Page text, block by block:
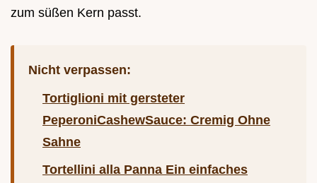
zum süßen Kern passt.
Nicht verpassen:
Tortiglioni mit gersteter
PeperoniCashewSauce: Cremig Ohne
Sahne
Tortellini alla Panna Ein einfaches